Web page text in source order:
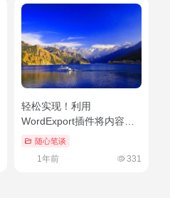
轻松实现！利用
WordExport插件将内容转
换为Word文档的教程
随心笔谈
1年前 331